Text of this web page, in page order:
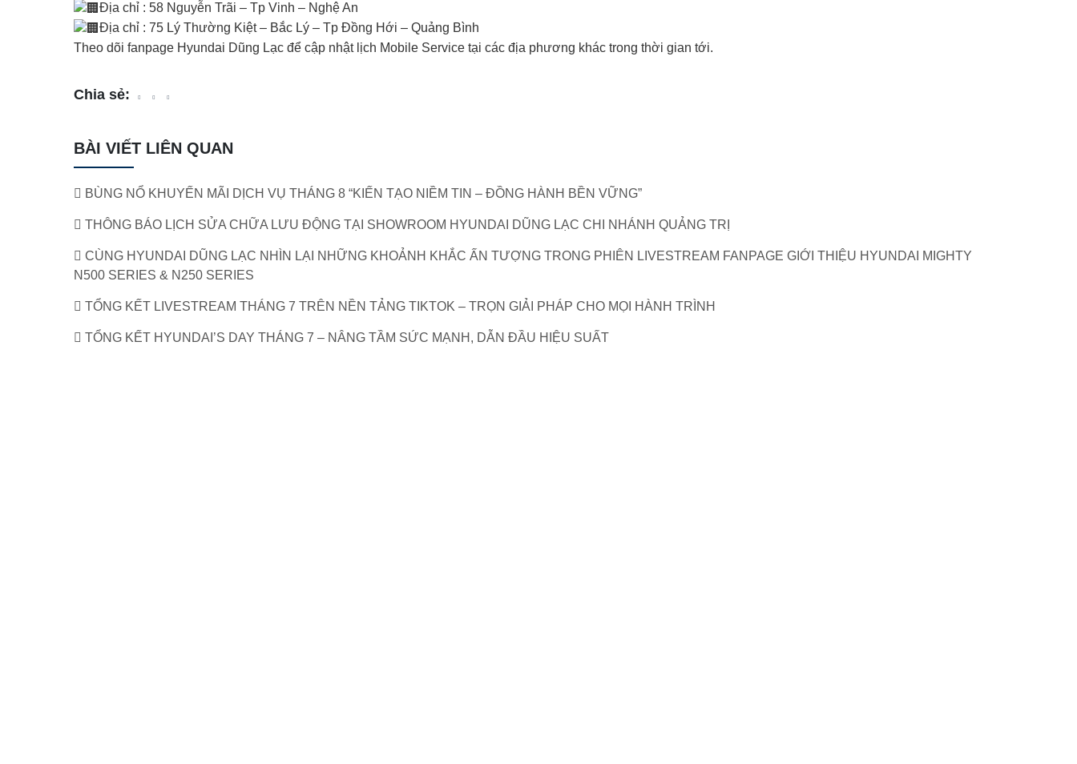
Địa chỉ : 58 Nguyễn Trãi – Tp Vinh – Nghệ An
Địa chỉ : 75 Lý Thường Kiệt – Bắc Lý – Tp Đồng Hới – Quảng Bình
Theo dõi fanpage Hyundai Dũng Lạc để cập nhật lịch Mobile Service tại các địa phương khác trong thời gian tới.
Chia sẻ:
BÀI VIẾT LIÊN QUAN
BÙNG NỔ KHUYẾN MÃI DỊCH VỤ THÁNG 8 “KIẾN TẠO NIỀM TIN – ĐỒNG HÀNH BỀN VỮNG”
THÔNG BÁO LỊCH SỬA CHỮA LƯU ĐỘNG TẠI SHOWROOM HYUNDAI DŨNG LẠC CHI NHÁNH QUẢNG TRỊ
CÙNG HYUNDAI DŨNG LẠC NHÌN LẠI NHỮNG KHOẢNH KHẮC ẤN TƯỢNG TRONG PHIÊN LIVESTREAM FANPAGE GIỚI THIỆU HYUNDAI MIGHTY
N500 SERIES & N250 SERIES
TỔNG KẾT LIVESTREAM THÁNG 7 TRÊN NỀN TẢNG TIKTOK – TRỌN GIẢI PHÁP CHO MỌI HÀNH TRÌNH
TỔNG KẾT HYUNDAI’S DAY THÁNG 7 – NÂNG TẦM SỨC MẠNH, DẪN ĐẦU HIỆU SUẤT